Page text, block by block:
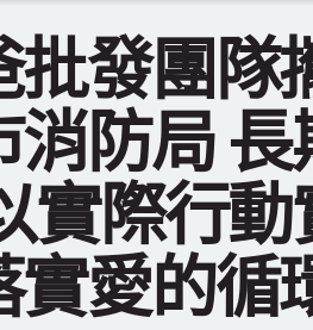
批發團隊
消防局
實際行
實愛的循